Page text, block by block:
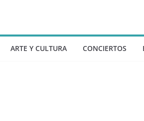
ARTE Y CULTURA CONCIERTOS